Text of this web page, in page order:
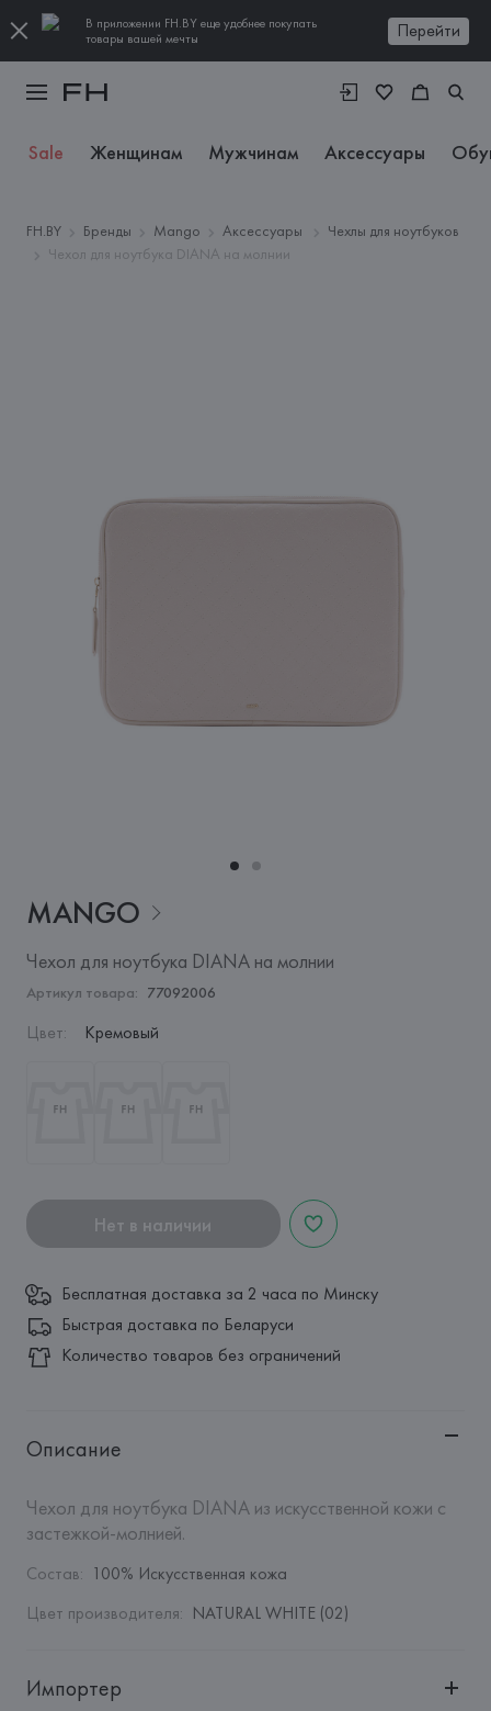
В приложении FH.BY еще удобнее покупать
товары вашей мечты
Перейти
Sale Женщинам Мужчинам Аксессуары
FH.BY Бренды Mango Аксессуары
Чехлы для ноутбуков
Чехол для ноутбука DIANA на молнии
MANGO
Чехол для ноутбука DIANA на молнии
Артикул товара: 77092006
Цвет: Кремовый
Нет в наличии
Бесплатная доставка за 2 часа по Минску
Быстрая доставка по Беларуси
Количество товаров без ограничений
Описание
Чехол для ноутбука DIANA из искусственной кожи с
застежкой-молнией.
Состав: 100% Искусственная кожа
Цвет производителя: NATURAL WHITE (02)
Импортер